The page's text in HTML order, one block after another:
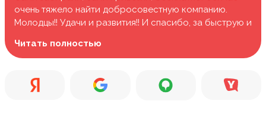
очень тяжело найти добросовестную компанию.
Молодцы!! Удачи и развития!! И спасибо, за быструю и
Читать полностью